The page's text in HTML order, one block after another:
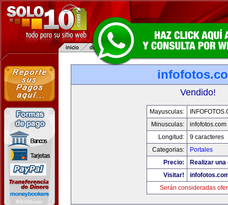
Vendido!
Mayusculas:
Minusculas:
infofotos.com
Longitud:
9 caracteres
Categorias:
Portales
Precio:
Realizar
Visitar!
Serán consideradas